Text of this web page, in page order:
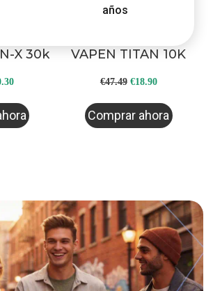
años
X 30k
Current
price
is:
VAPEN TITAN 10K
€47.49 Original
price
was:
€18.90Current
price
is:
Comprar ahora